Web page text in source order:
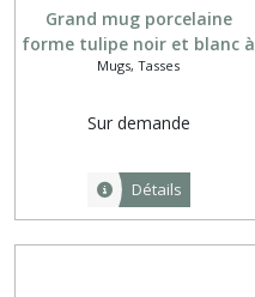
Grand mug porcelaine
forme tulipe noir et blanc à
rayures verticales blanches
Mugs, Tasses
Sur demande
Détails